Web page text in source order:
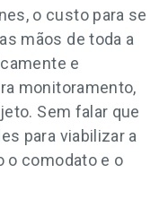
o custo para se
mãos de toda a
e
monitoramento,
Sem falar que
para viabilizar a
o comodato e o